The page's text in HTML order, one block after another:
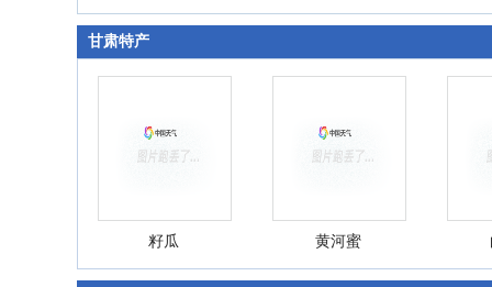
甘肃特产
籽瓜 黄河蜜